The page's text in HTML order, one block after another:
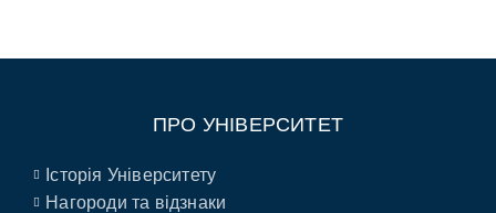
ПРО УНІВЕРСИТЕТ
Історія Університету
Нагороди та відзнаки